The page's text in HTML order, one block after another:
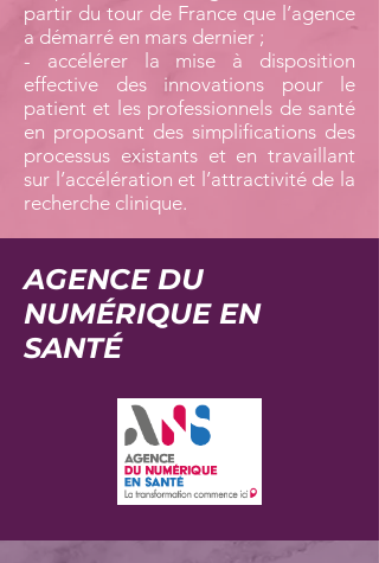
partir du tour de France que l’agence
a démarré en mars dernier ;
- accélérer la mise à disposition
effective des innovations pour le
patient et les professionnels de santé
en proposant des simplifications des
processus existants et en travaillant
sur l’accélération et l’attractivité de la
recherche clinique.
AGENCE DU
NUMÉRIQUE EN
SANTÉ